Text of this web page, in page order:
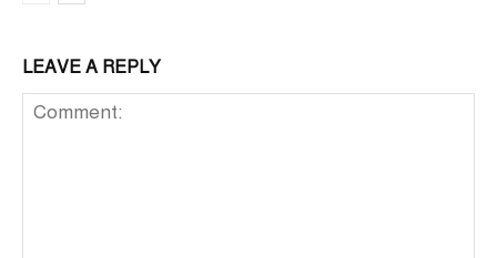
LEAVE A REPLY